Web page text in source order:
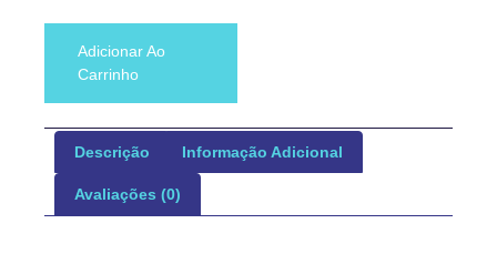
Adicionar Ao
Carrinho
Descrição Informação Adicional
Avaliações (0)